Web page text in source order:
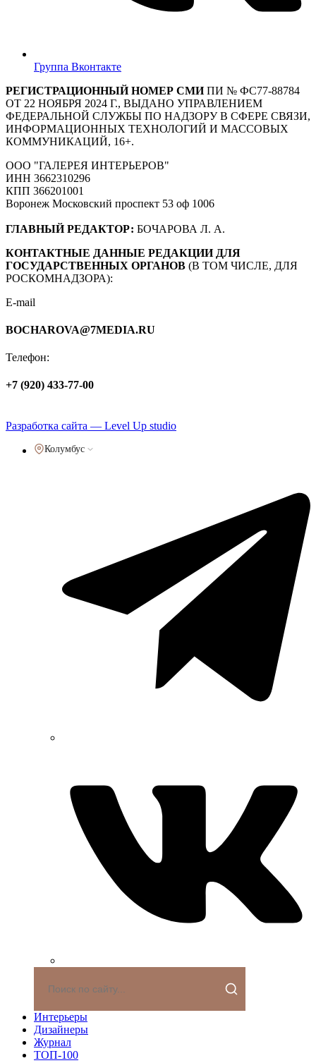
Группа Вконтакте
РЕГИСТРАЦИОННЫЙ НОМЕР СМИПИ № ФС77-88784
ОТ 22 НОЯБРЯ 2024 Г., ВЫДАНО УПРАВЛЕНИЕМ
ФЕДЕРАЛЬНОЙ СЛУЖБЫ ПО НАДЗОРУ В СФЕРЕ СВЯЗИ,
ИНФОРМАЦИОННЫХ ТЕХНОЛОГИЙ И МАССОВЫХ
КОММУНИКАЦИЙ, 16+.
ООО "ГАЛЕРЕЯ ИНТЕРЬЕРОВ"
ИНН 3662310296
КПП 366201001
Воронеж Московский проспект 53 оф 1006
ГЛАВНЫЙ РЕДАКТОР: БОЧАРОВА Л. А.
КОНТАКТНЫЕ ДАННЫЕ РЕДАКЦИИ ДЛЯ
ГОСУДАРСТВЕННЫХ ОРГАНОВ (В ТОМ ЧИСЛЕ, ДЛЯ
РОСКОМНАДЗОРА):
E-mail
BOCHAROVA@7MEDIA.RU
Телефон:
+7 (920) 433-77-00
Разработка сайта — Level Up studio
Колумбус
Интерьеры
Дизайнеры
Журнал
ТОП-100